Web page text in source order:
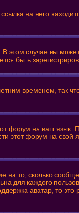
на него
случае вы
быть
временем, так
форум на ваш язык.
этот форум на
на то, сколько
для каждого
аватар, то